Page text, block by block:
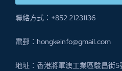
聯絡方式：+852 21231136
電郵：hongkeinfo@gmail.com
地址：香港將軍澳工業區駿昌街